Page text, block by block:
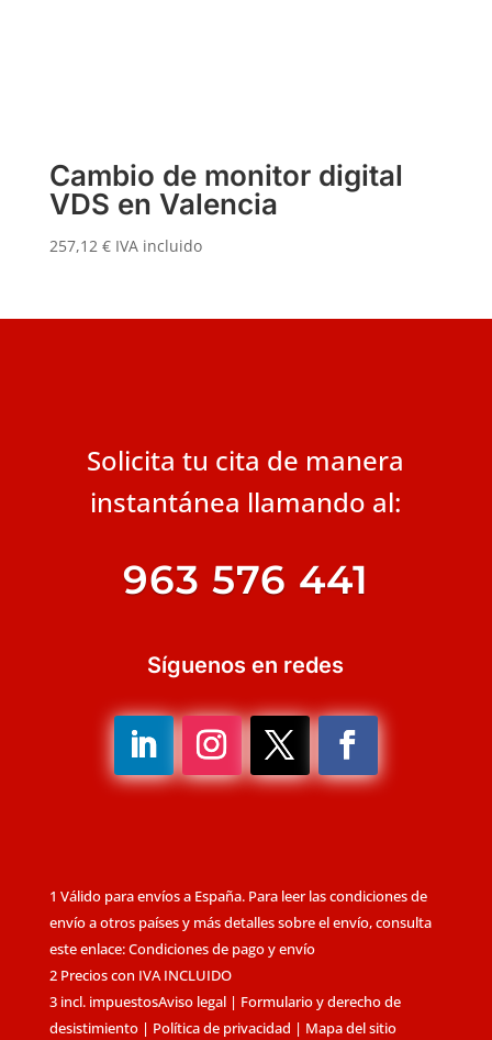
Cambio de monitor digital
VDS en Valencia
257,12 € IVA incluido
Solicita tu cita de manera
instantánea llamando al:
963 576 441
Síguenos en redes
1 Válido para envíos a España. Para leer las condiciones de
envío a otros países y más detalles sobre el envío, consulta
este enlace: Condiciones de pago y envío
2 Precios con IVA INCLUIDO
3 incl. impuestosAviso legal| Formulario y derecho de
desistimiento| Política de privacidad | Mapa del sitio